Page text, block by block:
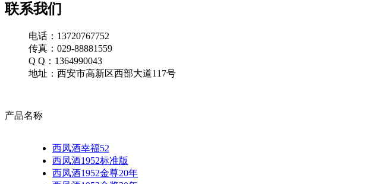
联系我们
电话：13720767752
传真：029-88881559
Q Q：1364990043
地址：西安市高新区西部大道117号
产品名称
西凤酒幸福52
西凤酒1952标准版
西凤酒1952金尊20年